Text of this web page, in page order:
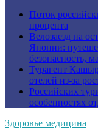
Поток
процента
Велозаезд на
Японии:
безопасность,
Турагент
отелей из-за
Российских
особенностях
Здоровье медицина